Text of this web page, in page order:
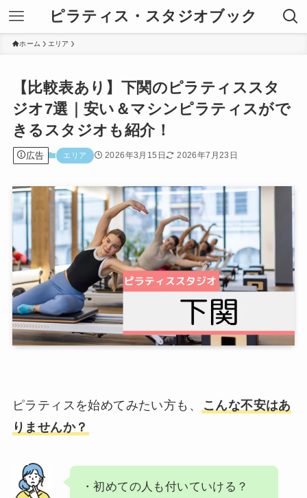
ピラティス・スタジオブック
ホーム エリア
【比較表あり】下関のピラティススタ
ジオ7選｜安い＆マシンピラティスがで
きるスタジオも紹介！
広告 エリア 2026年3月15日 2026年7月23日
ピラティスを始めてみたい方も、
こんな不安はあ
りませんか？
・初めての人も付いていける？